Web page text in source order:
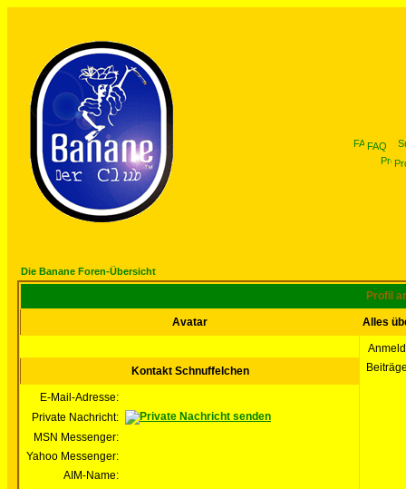
FAQ
Die Banane Foren-Übersicht
Profil
Avatar Alles
Kontakt Schnuffelchen
E-Mail-Adresse:
Private Nachricht:
MSN Messenger:
Yahoo Messenger:
AIM-Name: